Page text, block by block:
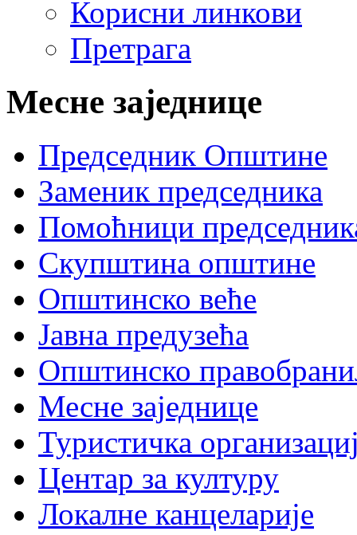
Корисни линкови
Претрага
Месне заједнице
Председник Општине
Заменик председника
Помоћници
Скупштина општине
Општинско веће
Јавна предузећа
Општинско
Месне заједнице
Туристичка
Центaр за културу
Локалне канцеларије